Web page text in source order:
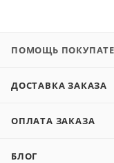
ПОМОЩЬ
ДОСТАВКА ЗАКАЗА
ОПЛАТА ЗАКАЗА
БЛОГ